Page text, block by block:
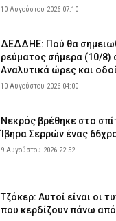
10 Αυγούστου 2026 07:10
ΔΕΔΔΗΕ: Πού θα
ρεύματος σήμερα (10/8)
Αναλυτικά ώρες και οδοί
10 Αυγούστου 2026 04:00
Νεκρός βρέθηκε στο
Ίβηρα Σερρών ένας
9 Αυγούστου 2026 22:52
Τζόκερ: Αυτοί είναι οι
που κερδίζουν πάνω